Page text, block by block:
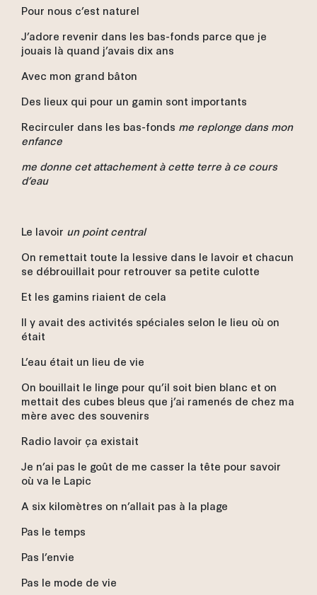
Pour nous c’est naturel
J’adore revenir dans les bas-fonds parce que je
jouais là quand j’avais dix ans
Avec mon grand bâton
Des lieux qui pour un gamin sont importants
Recirculer dans les bas-fonds me replonge dans mon
enfance
me donne cet attachement à cette terre à ce cours
d’eau
Le lavoir un point central
On remettait toute la lessive dans le lavoir et chacun
se débrouillait pour retrouver sa petite culotte
Et les gamins riaient de cela
Il y avait des activités spéciales selon le lieu où on
était
L’eau était un lieu de vie
On bouillait le linge pour qu’il soit bien blanc et on
mettait des cubes bleus que j’ai ramenés de chez ma
mère avec des souvenirs
Radio lavoir ça existait
Je n’ai pas le goût de me casser la tête pour savoir
où va le Lapic
A six kilomètres on n’allait pas à la plage
Pas le temps
Pas l’envie
Pas le mode de vie